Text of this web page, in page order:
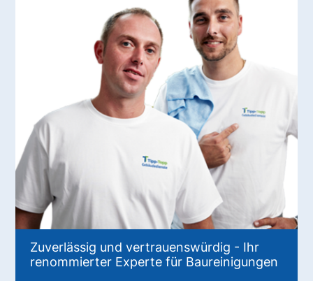
Zuverlässig und vertrauenswürdig - Ihr
renommierter Experte für Baureinigungen